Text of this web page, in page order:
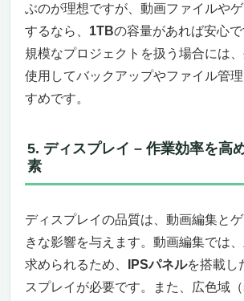
スマート連携で作業効率をアッ
まとめ：動画編集とゲームの
なす超軽量ノートPC
【第12位】富士通 FMV
動画編集とゲーミングを快適にこ
アクセス
超軽量でモバイル性抜群、長時
駆動
多彩な接続ポートで作業環境
Office 2021搭載とセキュリティ
ぶのが理想ですが、動画ファイルや
するなら、 1TBの容量があれば安心
規模なプロジェクトを扱う場合には
使用してバックアップやファイル管
すめです。
5. ディスプレイ – 作業効率を高
素
ディスプレイの品質は、動画編集と
きな影響を与えます。動画編集では
求められるため、
IPSパネルを搭載し
スプレイが必要です。また、広色域